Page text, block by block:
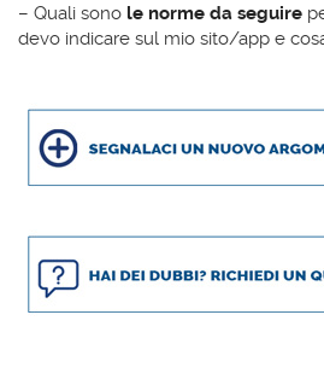
– Quali sono le norme da seguire
devo indicare sul mio sito/app e